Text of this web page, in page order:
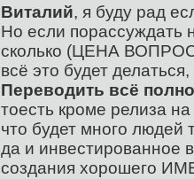
Виталий, я буду рад
Но если порассуждать
сколько (ЦЕНА
всё это будет
Переводить всё
тоесть кроме релиза
что будет много людей
да и инвестированное
создания хорошего